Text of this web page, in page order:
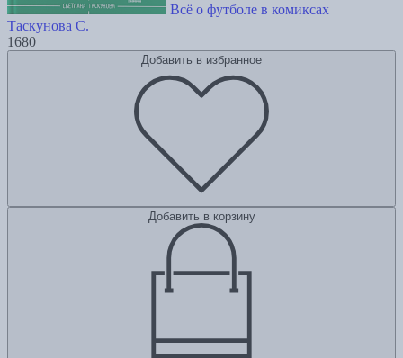
Всё о футболе в комиксах
Таскунова С.
1680
Добавить в избранное
Добавить в корзину